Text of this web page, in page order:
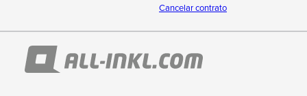
Cancelar contrato